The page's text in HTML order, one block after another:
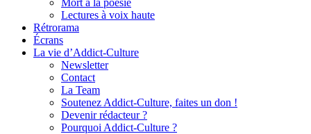
Mort à la poésie
Lectures à voix haute
Rétrorama
Écrans
La vie d’Addict-Culture
Newsletter
Contact
La Team
Soutenez Addict-Culture, faites un don !
Devenir rédacteur ?
Pourquoi Addict-Culture ?